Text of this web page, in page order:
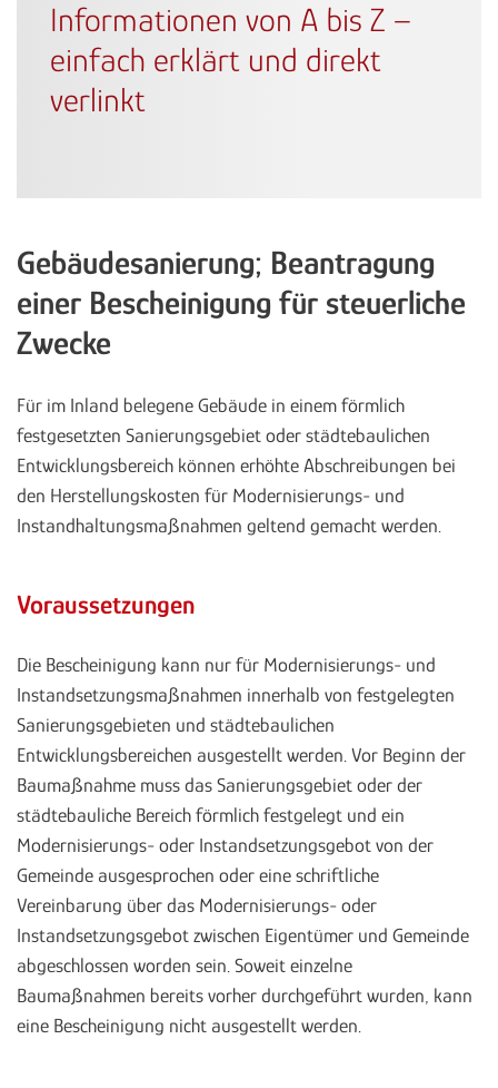
Informationen von A bis Z –
einfach erklärt und direkt
verlinkt
Gebäudesanierung; Beantragung
einer Bescheinigung für steuerliche
Zwecke
Für im Inland belegene Gebäude in einem förmlich
festgesetzten Sanierungsgebiet oder städtebaulichen
Entwicklungsbereich können erhöhte Abschreibungen bei
den Herstellungskosten für Modernisierungs- und
Instandhaltungsmaßnahmen geltend gemacht werden.
Voraussetzungen
Die Bescheinigung kann nur für Modernisierungs- und
Instandsetzungsmaßnahmen innerhalb von festgelegten
Sanierungsgebieten und städtebaulichen
Entwicklungsbereichen ausgestellt werden. Vor Beginn der
Baumaßnahme muss das Sanierungsgebiet oder der
städtebauliche Bereich förmlich festgelegt und ein
Modernisierungs- oder Instandsetzungsgebot von der
Gemeinde ausgesprochen oder eine schriftliche
Vereinbarung über das Modernisierungs- oder
Instandsetzungsgebot zwischen Eigentümer und Gemeinde
abgeschlossen worden sein. Soweit einzelne
Baumaßnahmen bereits vorher durchgeführt wurden, kann
eine Bescheinigung nicht ausgestellt werden.